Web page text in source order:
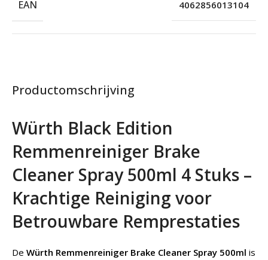
Productomschrijving
Würth Black Edition
Remmenreiniger Brake
Cleaner Spray 500ml 4 Stuks –
Krachtige Reiniging voor
Betrouwbare Remprestaties
De Würth Remmenreiniger Brake Cleaner Spray 500ml is
EAN 4062856013104